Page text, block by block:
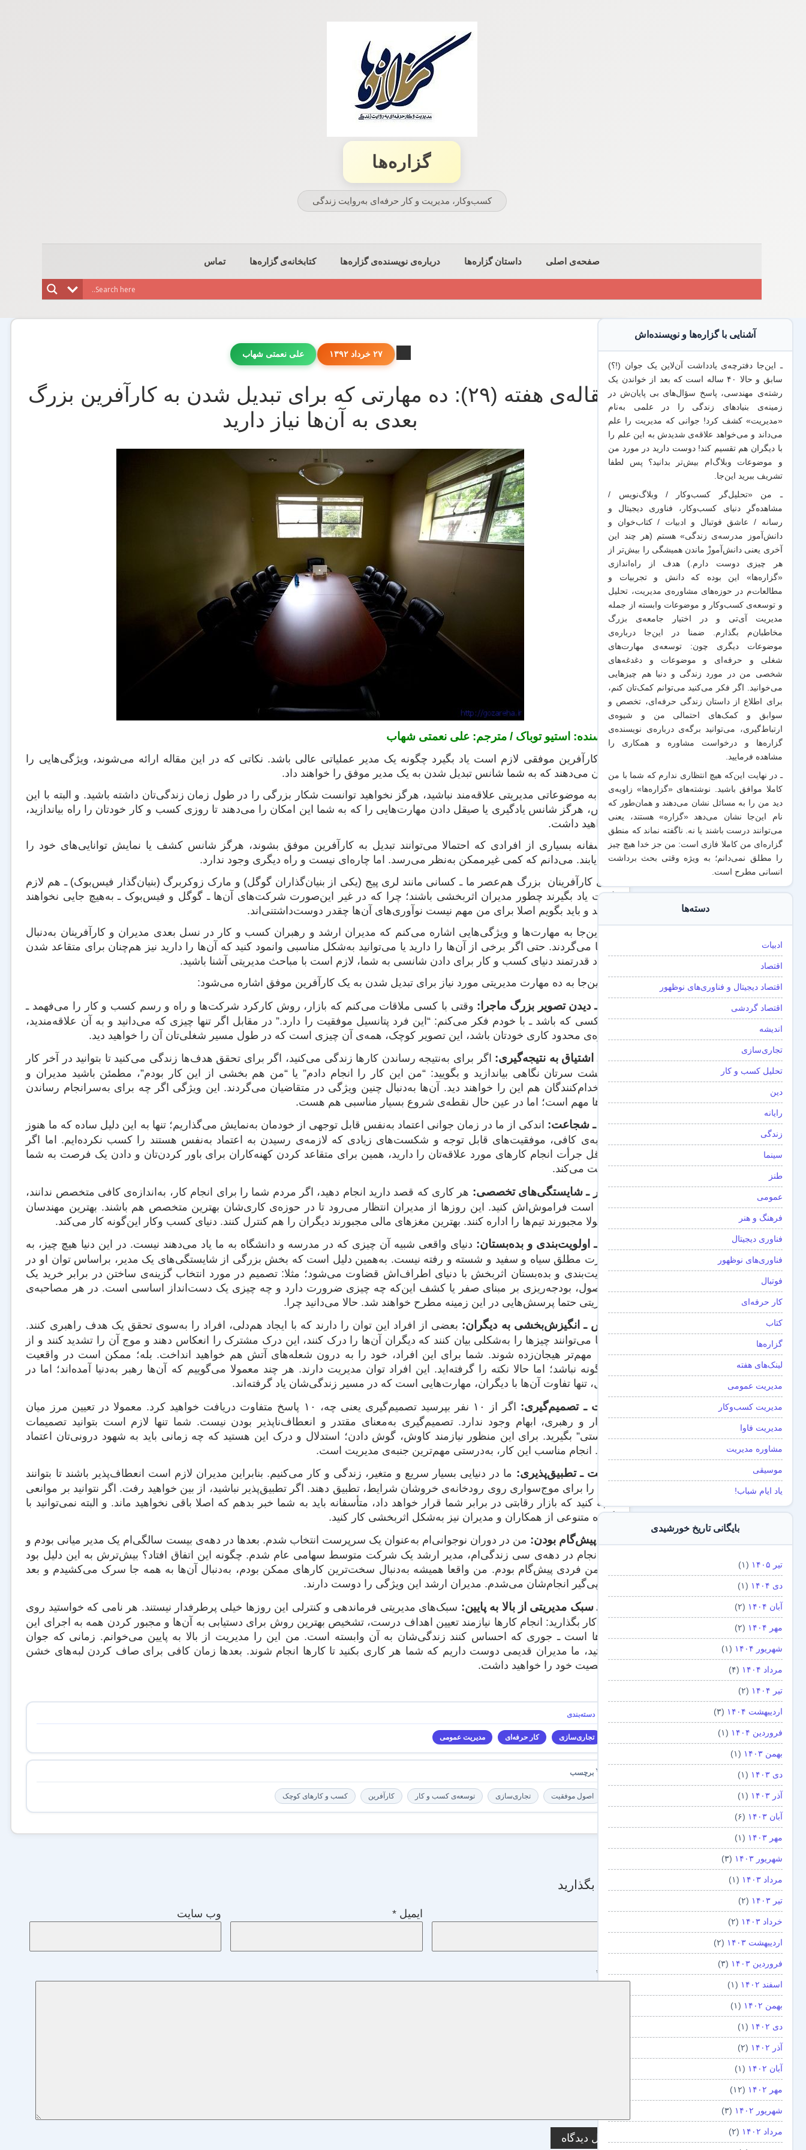
گزاره‌ها
کسب‌وکار، مدیریت و كار حرفه‌ای به‌روایت زندگی
صفحه‌ی اصلی داستان گزاره‌ها درباره‌ی نویسنده‌ی گزاره‌ها کتابخانه‌ی گزاره‌ها تماس
۲۷ خرداد ۱۳۹۲ علی نعمتی شهاب
مقاله‌ی هفته (۲۹): ده مهارتی که برای تبدیل شدن به کارآفرین بزرگ
بعدی به آن‌ها نیاز دارید
نویسنده: استیو توباک / مترجم: علی نعمتی شهاب
هر کارآفرین موفقی لازم است یاد بگیرد چگونه یک مدیر عملیاتی عالی باشد. نکاتی که در این مقاله ارائه می‌شوند، ویژگی‌هایی را
نشان می‌دهند که به شما شانس تبدیل شدن به یک مدیر موفق را خواهند داد.
اگر به موضوعاتی مدیریتی علاقه‌مند نباشید، هرگز نخواهید توانست شکار بزرگی را در طول زمان زندگی‌تان داشته باشید. و البته با این
روش، هرگز شانس یادگیری یا صیقل دادن مهارت‌هایی را که به شما این امکان را می‌دهند تا روزی کسب و کار خودتان را راه بیاندازید،
نخواهید داشت.
متأسفانه بسیاری از افرادی که احتمالا می‌توانند تبدیل به کارآفرین موفق بشوند، هرگز شانس کشف یا نمایش توانایی‌های خود را
نمی‌یابند. می‌دانم که کمی غیرممکن به‌نظر می‌رسد. اما چاره‌ای نیست و راه دیگری وجود ندارد.
حتی کارآفرینان بزرگ هم‌عصر ما ـ کسانی مانند لری پیج (یکی از بنیان‌گذاران گوگل) و مارک زوکربرگ (بنیان‌گذار فیس‌بوک) ـ هم لازم
است یاد بگیرند چطور مدیران اثربخشی باشند؛ چرا که در غیر این‌صورت شرکت‌های آن‌ها ـ گوگل و فیس‌بوک ـ به‌هیچ جایی نخواهند
رسید و باید بگویم اصلا برای من مهم نیست نوآوری‌های‌ آن‌ها چقدر دوست‌داشتنی‌اند.
در این‌جا به مهارت‌ها و ویژگی‌هایی اشاره می‌کنم که مدیران ارشد و رهبران کسب و کار در نسل بعدی مدیران و کارآفرینان به‌دنبال
آن‌ها می‌گردند. حتی اگر برخی از آن‌ها را دارید یا می‌توانید به‌شکل مناسبی وانمود کنید که آن‌ها را دارید نیز هم‌چنان برای متقاعد شدن
افراد قدرتمند دنیای کسب و کار برای دادن شانسی به شما، لازم است با مباحث مدیریتی آشنا باشید.
در این‌جا به ده مهارت مدیریتی مورد نیاز برای تبدیل شدن به یک کارآفرین موفق اشاره می‌شود:
یک ـ دیدن تصویر بزرگ ماجرا: وقتی با کسی ملاقات می‌کنم که بازار، روش کارکرد شرکت‌ها و راه و رسم کسب و کار را می‌فهمد ـ
هر کسی که باشد ـ با خودم فکر می‌کنم: “این فرد پتانسیل موفقیت را دارد.” در مقابل اگر تنها چیزی که می‌دانید و به آن علاقه‌مندید،
حوزه‌ی محدود کاری خودتان باشد، این تصویر کوچک، همه‌ی آن چیزی است که در طول مسیر شغلی‌تان آن را خواهید دید.
دو ـ اشتیاق به نتیجه‌گیری: اگر برای به‌نتیجه رساندن کارها زندگی می‌کنید، اگر برای تحقق هدف‌ها زندگی می‌کنید تا بتوانید در آخر کار
به پشت سرتان نگاهی بیاندازید و بگویید: “من این کار را انجام دادم” یا “من هم بخشی از این کار بودم”، مطمئن باشید مدیران و
استخدام‌کنندگان هم این را خواهند دید. آن‌ها به‌دنبال چنین ویژگی در متقاضیان می‌گردند. این ویژگی اگر چه برای به‌سرانجام رساندن
کارها مهم است؛ اما در عین حال نقطه‌ی شروع بسیار مناسبی هم هست.
سه ـ شجاعت: اندکی از ما در زمان جوانی اعتماد به‌نفس قابل توجهی از خودمان به‌‌نمایش می‌‌گذاریم؛ تنها به این دلیل ساده که ما هنوز
تجربه‌ی کافی، موفقیت‌های قابل توجه و شکست‌های زیادی که لازمه‌ی رسیدن به اعتماد به‌نفس هستند را کسب نکرده‌ایم. اما اگر
حداقل جرأت انجام کارهای مورد علاقه‌تان را دارید، همین برای متقاعد کردن کهنه‌کاران برای باور کردن‌تان و دادن یک فرصت به شما
کفایت می‌کند.
چهار ـ شایستگی‌های تخصصی: هر کاری که قصد دارید انجام دهید، اگر مردم شما را برای انجام کار، به‌اندازه‌ی کافی متخصص ندانند،
بهتر است فراموش‌اش کنید. این روزها از مدیران انتظار می‌رود تا در حوزه‌ی کاری‌شان بهترین متخصص هم باشند. بهترین مهندسان
معمولا مجبورند تیم‌ها را اداره کنند. بهترین مغزهای مالی مجبورند دیگران را هم کنترل کنند. دنیای کسب وکار این‌‌گونه کار می‌کند.
پنج ـ اولویت‌بندی و بده‌بستان: دنیای واقعی شبیه آن چیزی که در مدرسه و دانشگاه به ما یاد می‌دهند نیست. در این دنیا هیچ چیز، به
صورت مطلق سیاه و سفید و شسته و رفته نیست. به‌همین دلیل است که بخش بزرگی از شایستگی‌های یک مدیر، براساس توان او در
اولویت‌بندی و بده‌بستان اثربخش با دنیای اطراف‌اش قضاوت می‌شود؛ مثلا: تصمیم در مورد انتخاب گزینه‌ی ساختن در برابر خرید یک
محصول، بودجه‌ریزی بر مبنای صفر یا کشف این‌که چه چیزی ضرورت دارد و چه چیزی یک دست‌انداز اساسی است. در هر مصاحبه‌ی
مدیریتی حتما پرسش‌هایی در این زمینه مطرح خواهند شد. حالا می‌دانید چرا.
شش ـ انگیزش‌بخشی به دیگران: بعضی از افراد این توان را دارند که با ایجاد هم‌دلی، افراد را به‌سوی تحقق یک هدف راهبری کنند.
آن‌ها می‌توانند چیزها را به‌شکلی بیان کنند که دیگران آن‌ها را درک کنند، این درک مشترک را انعکاس دهند و موج آن را تشدید کنند و از
همه مهم‌تر هیجان‌زده شوند. شما برای این افراد، خود را به درون شعله‌های آتش هم خواهید انداخت. بله؛ ممکن است در واقعیت
این‌گونه نباشد؛ اما حالا نکته را گرفته‌اید. این افراد توان مدیریت دارند. هر چند معمولا می‌گوییم که آن‌ها رهبر به‌دنیا آمده‌اند؛ اما در
عمل، تنها تفاوت آن‌ها با دیگران، مهارت‌هایی است که در مسیر زندگی‌شان یاد گرفته‌اند.
هفت ـ تصمیم‌گیری:
اگر از ۱۰ نفر بپرسید تصمیم‌گیری یعنی چه، ۱۰ پاسخ متفاوت دریافت خواهید کرد. معمولا در تعیین مرز میان
اقتدار و رهبری، ابهام وجود ندارد. تصمیم‌گیری به‌معنای مقتدر و انعطاف‌ناپذیر بودن نیست. شما تنها لازم است بتوانید تصمیمات
“درستی” بگیرید. برای این منظور نیازمند کاوش، گوش دادن؛ استدلال و درک این هستید که چه زمانی باید به شهود درونی‌تان اعتماد
کنید. انجام مناسب این کار، به‌درستی مهم‌ترین جنبه‌ی مدیریت است.
هشت ـ تطبیق‌پذیری: ما در دنیایی بسیار سریع و متغیر، زندگی و کار می‌کنیم. بنابراین مدیران لازم است انعطاف‌پذیر باشند تا بتوانند
خود را برای موج‌سواری روی رودخانه‌ی خروشان شرایط، تطبیق دهند. اگر تطبیق‌پذیر نباشید، از بین خواهید رفت. اگر نتوانید بر موانعی
غلبه کنید که بازار رقابتی در برابر شما قرار خواهد داد، متأسفانه باید به شما خبر بدهم که اصلا باقی نخواهید ماند. و البته نمی‌توانید با
گروه متنوعی از همکاران و مدیران نیز به‌شکل اثربخشی کار کنید.
نه‌ ـ پیش‌گام بودن: من در دوران نوجوانی‌ام به‌عنوان یک سرپرست انتخاب شدم. بعدها در دهه‌ی بیست سالگی‌ام یک مدیر میانی بودم و
سرانجام در دهه‌ی سی زندگی‌ام، مدیر ارشد یک شرکت متوسط سهامی عام شدم. چگونه این اتفاق افتاد؟ بیش‌ترش به این دلیل بود
که من فردی پیش‌گام بودم. من واقعا همیشه به‌دنبال سخت‌ترین کارهای ممکن بودم، به‌دنبال آن‌ها به همه جا سرک می‌کشیدم و بعد
هم پی‌گیر انجام‌شان می‌شدم. مدیران ارشد این ویژگی را دوست دارند.
ده ـ سبک مدیریتی از بالا به پایین: سبک‌های مدیریتی فرماندهی و کنترلی این روزها خیلی پرطرفدار نیستند. هر نامی که خواستید روی
این کار بگذارید: انجام کارها نیازمند تعیین اهداف درست، تشخیص بهترین روش برای دستیابی به آن‌ها و مجبور کردن همه به اجرای این
کارها است ـ جوری که احساس کنند زندگی‌شان به آن وابسته است. من این را مدیریت از بالا به پایین می‌خوانم. زمانی که جوان
هستید، ما مدیران قدیمی دوست داریم که شما هر کاری بکنید تا کارها انجام شوند. بعدها زمان کافی برای صاف کردن لبه‌های خشن
شخصیت خود را خواهید داشت.
تجاری‌سازی کار حرفه‌ای مدیریت عمومی
اصول موفقیت تجاری‌سازی توسعه‌ی کسب و کار کارآفرین کسب و کارهای کوچک
دیدگاه بگذارید
نام* ایمیل* وب‌ سایت
دیدگاه *
آشنایی با گزاره‌ها و نویسنده‌اش
ـ این‌جا دفترچه‌ی یادداشت‌ آن‌لاین یک جوان (!؟)
سابق و حالا ۴۰ ساله است که بعد از خواندن یک
رشته‌ی مهندسی، پاسخ سؤال‌های بی پایان‌ش در
زمینه‌ی بنیادهای زندگی را در علمی به‌نام
«مدیریت» کشف کرد! جوانی که مدیریت را علم
می‌داند و می‌خواهد علاقه‌ی شدیدش به این علم را
بادیگران همتقسیم کند! دوست دارید در مورد من
و موضوعات وبلاگ‌ام بیش‌تر بدانید؟ پس لطفا
تشریف ببرید این‌جا.
ـ من «تحلیل‌گر کسب‌وکار / وبلاگ‌نویس /
مشاهده‌گرِ دنیای کسب‌وکار، فناوری دیجیتال و
رسانه / عاشق فوتبال و ادبیات / کتاب‌خوان و
دانش‌آموز مدرسه‌ی زندگی» هستم (هر چند این
آخری یعنی دانش‌آموزْ ماندن همیشگی را بیش‌تر از
هر چیزی دوست دارم.) هدف از راه‌اندازی
«گزاره‌ها» این بوده که دانش و تجربیات‌ و
مطالعات‌م در حوزه‌های مشاوره‌ی مدیریت، تحلیل
و توسعه‌ی کسب‌وکار و موضوعات وابسته از جمله
مدیریت آی‌تی و در اختیار جامعه‌ی بزرگ
مخاطبان‌م بگذارم. ضمنا در این‌جا درباره‌ی
موضوعات دیگری چون: توسعه‌ی مهارت‌های
شغلی و حرفه‌ای و موضوعات و دغدغه‌های
شخصی من در مورد زندگی و دنیا هم چیزهایی
می‌خوانید. اگر فکر می‌کنید می‌توانم کمک‌تان کنم،
برای اطلاع از داستان زندگی حرفه‌ای، تخصص و
سوابق و کمک‌های احتمالی من و شیو‌ه‌ی
ارتباط‌گیری، می‌توانید برگه‌یدرباره‌ی نویسنده‌ی
گزاره‌ها و درخواست مشاوره و همکاری را
مشاهده فرمایید.
ـ در نهایت این‌که هیچ انتظاری ندارم که شما با من
کاملا موافق باشید. نوشته‌های «گزاره‌ها» زاویه‌ی
دید من را به مسائل نشان می‌دهند و همان‌طور که
نام این‌جا نشان می‌دهد «گزاره‌» هستند، یعنی
می‌توانند درست باشند یا نه. ناگفته نماند که منطق
گزاره‌ای من کاملا فازی است: من جز خدا هیچ چیز
را مطلق نمی‌دانم؛ به ویژه وقتی بحث برداشت
انسانی مطرح است.
دسته‌ها
ادبیات
اقتصاد
اقتصاد دیجیتال و فناوری‌های نوظهور
اقتصاد گردشی
اندیشه
تجاری‌سازی
تحلیل کسب و کار
دین
رایانه
زندگی
سینما
طنز
عمومی
فرهنگ و هنر
فناوری دیجیتال
فناوری‌های نوظهور
فوتبال
کار حرفه‌ای
کتاب
گزاره‌ها
لینک‌های هفته
مدیریت عمومی
مدیریت کسب‌و‌کار
مدیریت فاوا
مشاوره مدیریت
موسیقی
یاد ایام شباب!
بایگانی تاریخ خورشیدی
تیر ۱۴۰۵ (۱)
دی ۱۴۰۴ (۱)
آبان ۱۴۰۴ (۲)
مهر ۱۴۰۴ (۲)
شهریور ۱۴۰۴ (۱)
مرداد ۱۴۰۴ (۴)
تیر ۱۴۰۴ (۲)
اردیبهشت ۱۴۰۴ (۳)
فروردین ۱۴۰۴ (۱)
بهمن ۱۴۰۳ (۱)
دی ۱۴۰۳ (۱)
آذر ۱۴۰۳ (۱)
آبان ۱۴۰۳ (۶)
مهر ۱۴۰۳ (۱)
شهریور ۱۴۰۳ (۳)
مرداد ۱۴۰۳ (۱)
تیر ۱۴۰۳ (۲)
خرداد ۱۴۰۳ (۲)
اردیبهشت ۱۴۰۳ (۲)
فروردین ۱۴۰۳ (۳)
اسفند ۱۴۰۲ (۱)
بهمن ۱۴۰۲ (۱)
دی ۱۴۰۲ (۱)
آذر ۱۴۰۲ (۲)
آبان ۱۴۰۲ (۱)
مهر ۱۴۰۲ (۱۲)
شهریور ۱۴۰۲ (۳)
مرداد ۱۴۰۲ (۲)